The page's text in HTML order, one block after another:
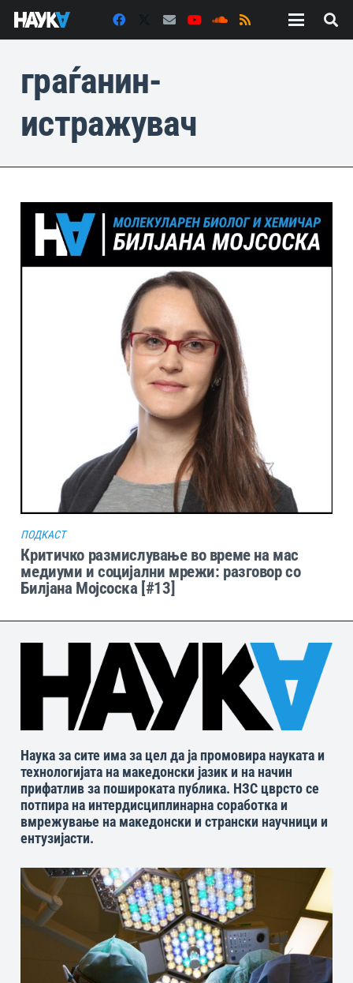
граѓанин-
истражувач
ПОДКАСТ
Критичко размислување во време на мас
медиуми и социјални мрежи: разговор со
Билјана Мојсоска [#13]
Наука за сите има за цел да ја промовира науката и
технологијата на македонски јазик и на начин
прифатлив за пошироката публика. НЗС цврсто се
потпира на интердисциплинарна соработка и
вмрежување на македонски и странски научници и
ентузијасти.